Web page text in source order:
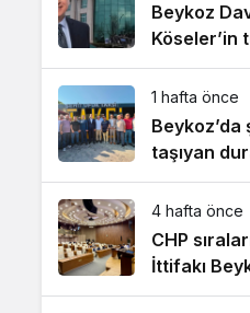
Beykoz
Köseler’in
ediyor!
1 hafta önce
Beykoz’da
taşıyan
4 hafta önce
CHP
İttifakı